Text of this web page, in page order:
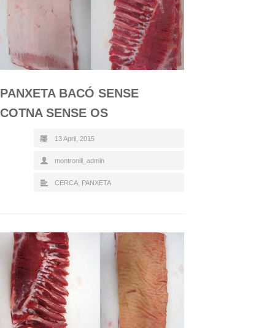
PANXETA BACÓ SENSE
COTNA SENSE OS
13 April, 2015
montronill_admin
CERCA PANXETA